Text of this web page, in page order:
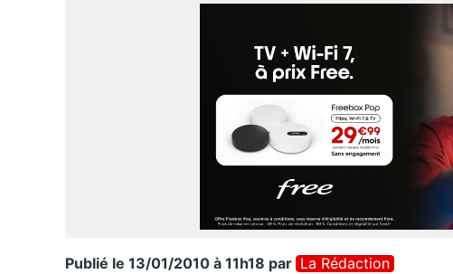
Publié le 13/01/2010 à 11h18 par La Rédaction